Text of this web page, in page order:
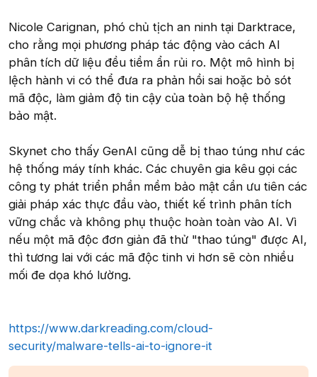
Nicole Carignan, phó chủ tịch an ninh tại Darktrace,
cho rằng mọi phương pháp tác động vào cách AI
phân tích dữ liệu đều tiềm ẩn rủi ro. Một mô hình bị
lệch hành vi có thể đưa ra phản hồi sai hoặc bỏ sót
mã độc, làm giảm độ tin cậy của toàn bộ hệ thống
bảo mật.
Skynet cho thấy GenAI cũng dễ bị thao túng như các
hệ thống máy tính khác. Các chuyên gia kêu gọi các
công ty phát triển phần mềm bảo mật cần ưu tiên các
giải pháp xác thực đầu vào, thiết kế trình phân tích
vững chắc và không phụ thuộc hoàn toàn vào AI. Vì
nếu một mã độc đơn giản đã thử "thao túng" được AI,
thì tương lai với các mã độc tinh vi hơn sẽ còn nhiều
mối đe dọa khó lường.
https://www.darkreading.com/cloud-
security/malware-tells-ai-to-ignore-it